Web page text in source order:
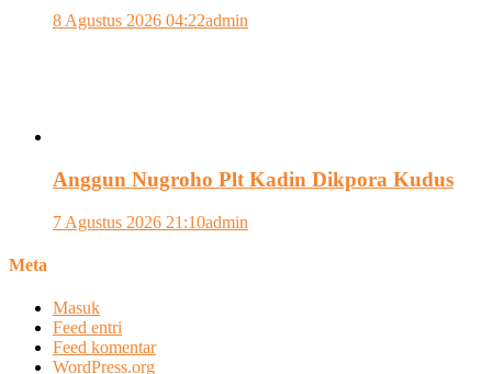
8 Agustus 2026 04:22admin
Anggun Nugroho Plt Kadin Dikpora Kudus
7 Agustus 2026 21:10admin
Meta
Masuk
Feed entri
Feed komentar
WordPress.org